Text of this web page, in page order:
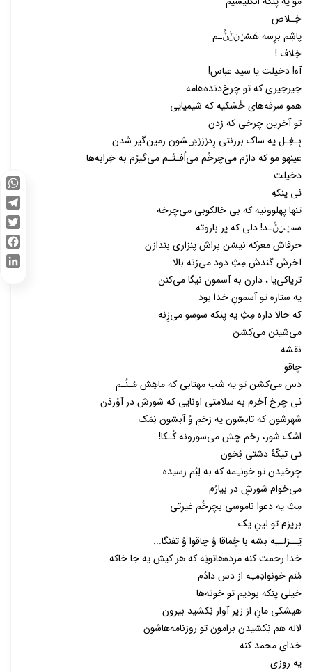
خِـلاص
پاشِم برِسه هَسّݧݧݨݨُـم
خِلاف !
آه‌! دخیلت یا سید عباس‌!
جیر‌جیری که تو چرخ‌دنده‌هامه
همو سرفه‌های خُشکیه که شیمیایی
تو آخرین چرخی که زدن
بِـغِـل یه ساک برزنتی زِدݫݫݫݭِشون زمین‌گیر شدن
عینهو مو که دارُم می‌چرخُم می‌اُفـتُـم می‌گیرُم به خِرابه‌ها
دخیلت
ئی پنکهِ
تنها پهلوونیه که بی خالکوبی می‌چرخه
سىݔݧݨّـد‌! دلی که پر باروته
حرفاش معرکه نیسّن بِراش پنزاری بندازن
آخرش گندش مِثِ دود می‌زنه بالا
تریاکی‌یا ، دارن به آسمون نیگا می‌کنن
یه ستاره تو آسمونِ خدا بود
که حالا داره مِثِ یه پنکه سوسو می‌زِنه
می‌شینن می‌کِشن
نقشه
چاقو
دس می‌کشن تو یه شب مهتابی که ماهِش مُـنُـم
ئی چرخ آخرم به سلامتی اونایی که شورش در آوُردَن
شهرشون که تابسّون یه زخمِ وُ آبشون نِمَک
اشک شور، زخم چش می‌سوزونه کُـکا!
ئی تیکّۀ دشتی بُخون
چرخیدن تو خونـِمه که به لِبُم رسیده
می‌خوام شورشِ در بیارُم
مِثِ یه دعوا ناموسی بچرخُم غیرتی
بریزم تو لینِ یک
یَــزلــِه بشه با چُماقا وُ چاقوا وُ تفنگا...
خدا رحمت کنه مرده‌هاتونِه که هر کیش یه جا خاکه
مُنَم خونوادِمـِه از دس دادُم
خیلی پنکه بودیم تو خونه‌ها
هیشکی مانِ از زیر آوار نِکشید بیرون
لاله هم نِکشیدن برامون تو روزنامه‌هاشون
خدای محمد کنه
یه روزی
WhatsApp
Telegram
Twitter
Facebook